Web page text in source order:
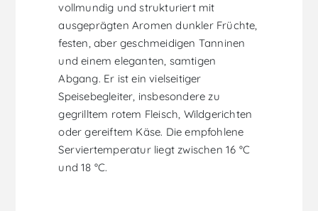
vollmundig und strukturiert mit
ausgeprägten Aromen dunkler Früchte,
festen, aber geschmeidigen Tanninen
und einem eleganten, samtigen
Abgang. Er ist ein vielseitiger
Speisebegleiter, insbesondere zu
gegrilltem rotem Fleisch, Wildgerichten
oder gereiftem Käse. Die empfohlene
Serviertemperatur liegt zwischen 16 °C
und 18 °C.